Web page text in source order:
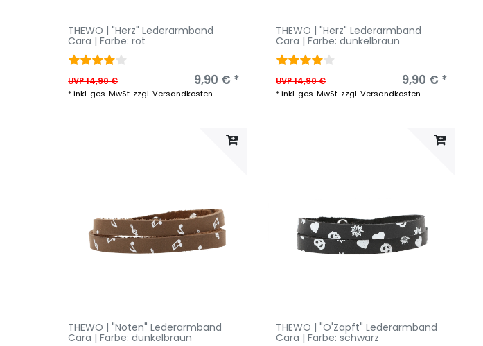
THEWO | "Herz" Lederarmband
Cara | Farbe: rot
UVP 14,90 € 9,90 € *
*inkl. ges. MwSt. zzgl.Versandkosten
THEWO | "Herz" Lederarmband
Cara | Farbe: dunkelbraun
UVP 14,90 € 9,90 € *
*inkl. ges. MwSt. zzgl.Versandkosten
THEWO | "Noten" Lederarmband
Cara | Farbe: dunkelbraun
THEWO | "O'Zapft" Lederarmband
Cara | Farbe: schwarz